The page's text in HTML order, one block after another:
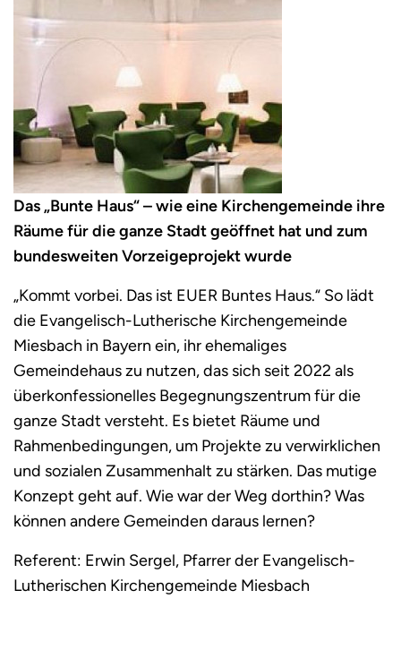
Das „Bunte Haus“ – wie eine Kirchengemeinde ihre
Räume für die ganze Stadt geöffnet hat und zum
bundesweiten Vorzeigeprojekt wurde
„Kommt vorbei. Das ist EUER Buntes Haus.“ So lädt
die Evangelisch-Lutherische Kirchengemeinde
Miesbach in Bayern ein, ihr ehemaliges
Gemeindehaus zu nutzen, das sich seit 2022 als
überkonfessionelles Begegnungszentrum für die
ganze Stadt versteht. Es bietet Räume und
Rahmenbedingungen, um Projekte zu verwirklichen
und sozialen Zusammenhalt zu stärken. Das mutige
Konzept geht auf. Wie war der Weg dorthin? Was
können andere Gemeinden daraus lernen?
Referent: Erwin Sergel, Pfarrer der Evangelisch-
Lutherischen Kirchengemeinde Miesbach